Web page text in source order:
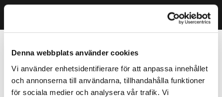
Denna webbplats använder cookies
Vi använder enhetsidentifierare för att anpassa innehållet
och annonserna till användarna, tillhandahålla funktioner
för sociala medier och analysera vår trafik. Vi